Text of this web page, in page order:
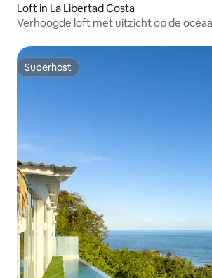
Loft in La Libertad Costa
Verhoogde loft met uitzicht op de
Superhost
Superhost